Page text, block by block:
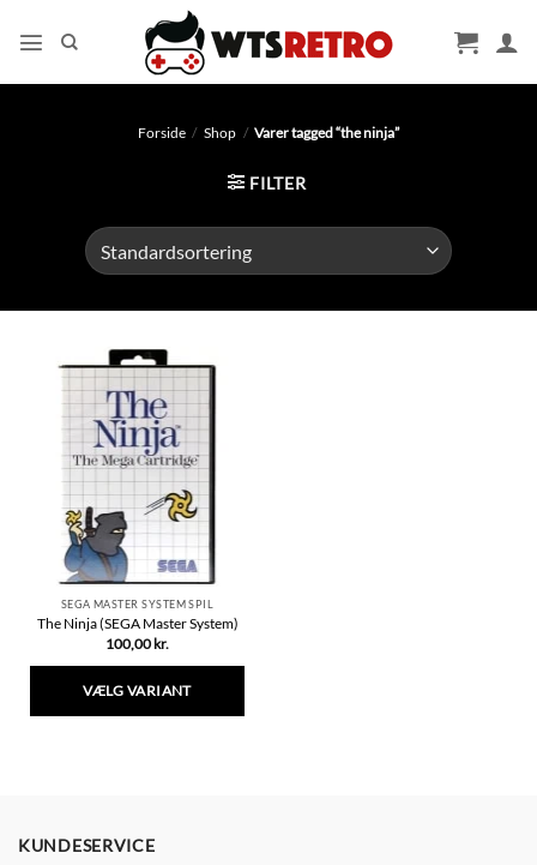
Forside / Shop / Varer tagged “the ninja”
FILTER
SEGA MASTER SYSTEM SPIL
The Ninja (SEGA Master System)
100,00 kr.
VÆLG VARIANT
Mulighederne
KUNDESERVICE